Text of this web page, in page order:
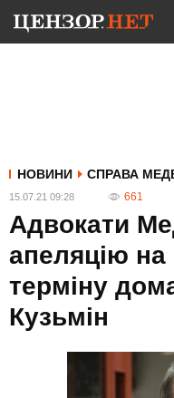
НОВИНИ СПРАВА
15.07.21 09:28 661
Адвокати
апеляцію
терміну
Кузьмін